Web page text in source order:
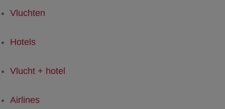
Vluchten
Hotels
Vlucht + hotel
Airlines